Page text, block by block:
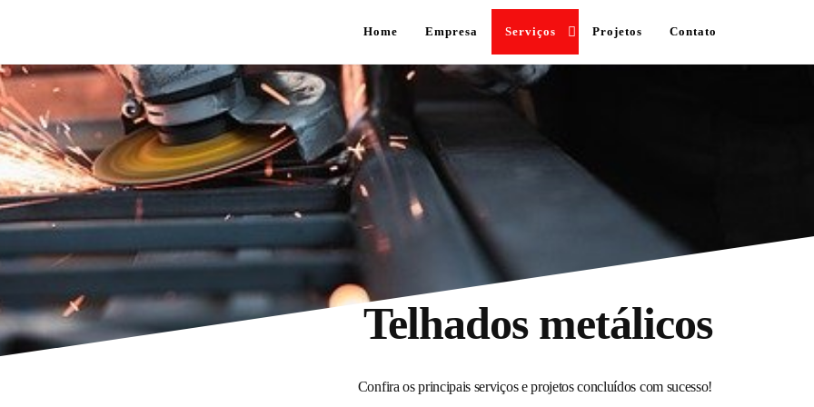
Home Empresa Serviços Projetos Contato
Telhados metálicos
Confira os principais serviços e projetos concluídos com sucesso!